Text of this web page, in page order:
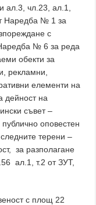
ал.3, чл.23, ал.1,
Наредба № 1 за
с
№ 6 за реда
обекти за
рекламни,
елементи на
дейност на
съвет –
оповестен
терени –
за разполагане
ал.1, т.2 от ЗУТ,
с площ 22